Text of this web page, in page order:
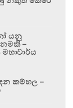
යනු
–
කම්හල –